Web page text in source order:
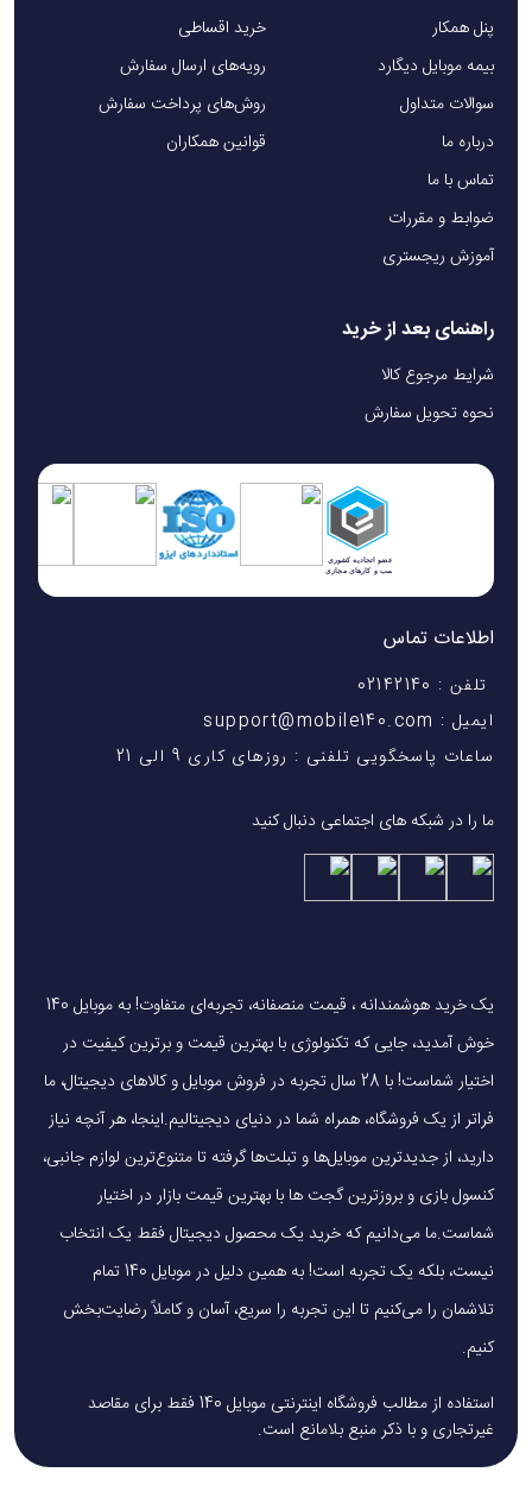
پنل همکار
بیمه موبایل دیگارد
سوالات متداول
درباره ما
تماس با ما
ضوابط و مقررات
آموزش ریجستری
خرید اقساطی
رویه‌های ارسال سفارش
روش‌های پرداخت سفارش
قوانین همکاران
راهنمای بعد از خرید
شرایط مرجوع کالا
نحوه تحویل سفارش
اطلاعات تماس
تلفن : 02142140
ایمیل : support@mobile140.com
ساعات پاسخگویی تلفنی : روزهای کاری 9 الی 21
ما را در شبکه های اجتماعی دنبال کنید
یک خرید هوشمندانه ، قیمت منصفانه، تجربه‌ای متفاوت! به موبایل 140
خوش آمدید، جایی که تکنولوژی با بهترین قیمت و برترین کیفیت در
اختیار شماست! با 28 سال تجربه در فروش موبایل و کالاهای دیجیتال، ما
فراتر از یک فروشگاه، همراه شما در دنیای دیجیتالیم.اینجا، هر آنچه نیاز
دارید، از جدیدترین موبایل‌ها و تبلت‌ها گرفته تا متنوع‌ترین لوازم جانبی،
کنسول بازی و بروزترین گجت ها با بهترین قیمت بازار در اختیار
شماست.ما می‌دانیم که خرید یک محصول دیجیتال فقط یک انتخاب
نیست، بلکه یک تجربه است! به همین دلیل در موبایل 140 تمام
تلاشمان را می‌کنیم تا این تجربه را سریع، آسان و کاملاً رضایت‌بخش
کنیم.
استفاده از مطالب فروشگاه اینترنتی موبایل 140 فقط برای مقاصد
غیرتجاری و با ذکر منبع بلامانع است.